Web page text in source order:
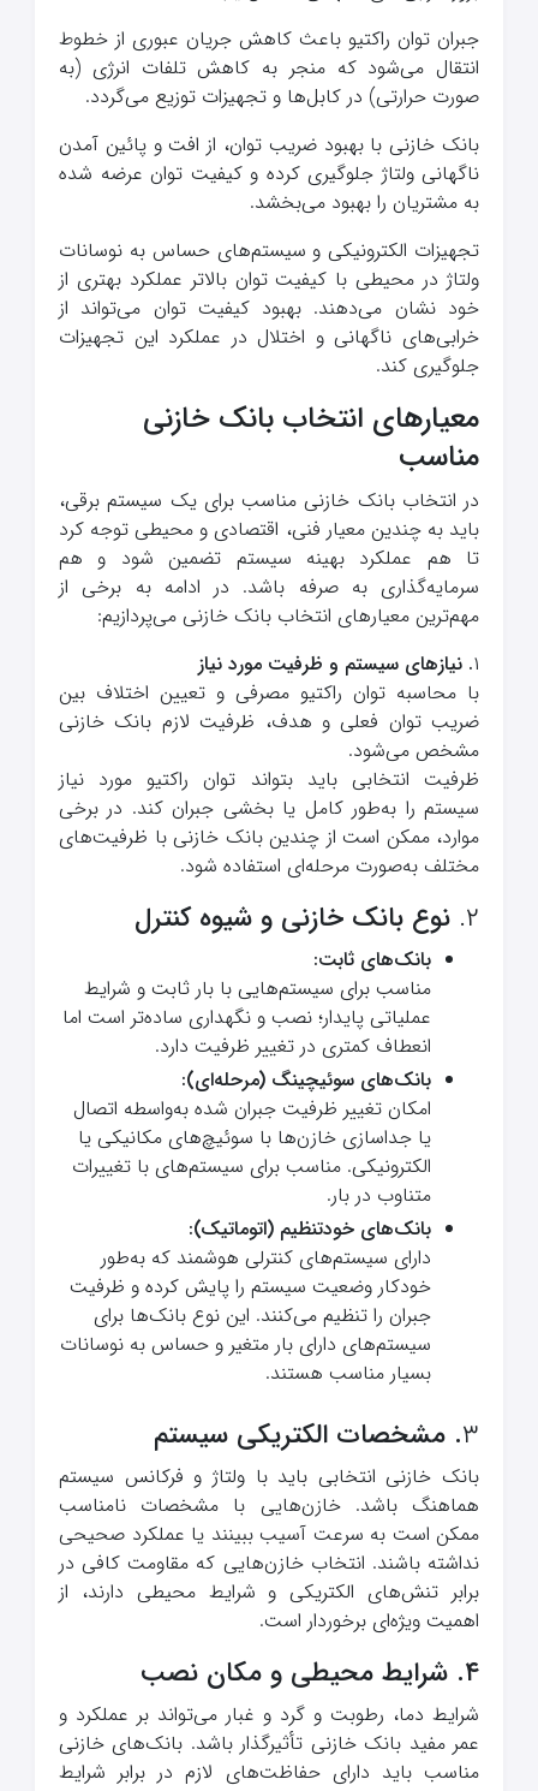
جبران توان راکتیو باعث کاهش جریان عبوری از خطوط
انتقال می‌شود که منجر به کاهش تلفات انرژی (به
صورت حرارتی) در کابل‌ها و تجهیزات توزیع می‌گردد.
بانک خازنی با بهبود ضریب توان، از افت و پائین آمدن
ناگهانی ولتاژ جلوگیری کرده و کیفیت توان عرضه شده
به مشتریان را بهبود می‌بخشد.
تجهیزات الکترونیکی و سیستم‌های حساس به نوسانات
ولتاژ در محیطی با کیفیت توان بالاتر عملکرد بهتری از
خود نشان می‌دهند. بهبود کیفیت توان می‌تواند از
خرابی‌های ناگهانی و اختلال در عملکرد این تجهیزات
جلوگیری کند.
معیارهای انتخاب بانک خازنی
مناسب
در انتخاب بانک خازنی مناسب برای یک سیستم برقی،
باید به چندین معیار فنی، اقتصادی و محیطی توجه کرد
تا هم عملکرد بهینه سیستم تضمین شود و هم
سرمایه‌گذاری به صرفه باشد. در ادامه به برخی از
مهم‌ترین معیارهای انتخاب بانک خازنی می‌پردازیم:
۱. نیازهای سیستم و ظرفیت مورد نیاز
با محاسبه توان راکتیو مصرفی و تعیین اختلاف بین
ضریب توان فعلی و هدف، ظرفیت لازم بانک خازنی
مشخص می‌شود.
ظرفیت انتخابی باید بتواند توان راکتیو مورد نیاز
سیستم را به‌طور کامل یا بخشی جبران کند. در برخی
موارد، ممکن است از چندین بانک خازنی با ظرفیت‌های
مختلف به‌صورت مرحله‌ای استفاده شود.
۲. نوع بانک خازنی و شیوه کنترل
بانک‌های ثابت:
مناسب برای سیستم‌هایی با بار ثابت و شرایط
عملیاتی پایدار؛ نصب و نگهداری ساده‌تر است اما
انعطاف کمتری در تغییر ظرفیت دارد.
بانک‌های سوئیچینگ (مرحله‌ای):
امکان تغییر ظرفیت جبران شده به‌واسطه اتصال
یا جداسازی خازن‌ها با سوئیچ‌های مکانیکی یا
الکترونیکی. مناسب برای سیستم‌های با تغییرات
متناوب در بار.
بانک‌های خودتنظیم (اتوماتیک):
دارای سیستم‌های کنترلی هوشمند که به‌طور
خودکار وضعیت سیستم را پایش کرده و ظرفیت
جبران را تنظیم می‌کنند. این نوع بانک‌ها برای
سیستم‌های دارای بار متغیر و حساس به نوسانات
بسیار مناسب هستند.
۳. مشخصات الکتریکی سیستم
بانک خازنی انتخابی باید با ولتاژ و فرکانس سیستم
هماهنگ باشد. خازن‌هایی با مشخصات نامناسب
ممکن است به سرعت آسیب ببینند یا عملکرد صحیحی
نداشته باشند. انتخاب خازن‌هایی که مقاومت کافی در
برابر تنش‌های الکتریکی و شرایط محیطی دارند، از
اهمیت ویژه‌ای برخوردار است.
۴. شرایط محیطی و مکان نصب
شرایط دما، رطوبت و گرد و غبار می‌تواند بر عملکرد و
عمر مفید بانک خازنی تأثیرگذار باشد. بانک‌های خازنی
مناسب باید دارای حفاظت‌های لازم در برابر شرایط